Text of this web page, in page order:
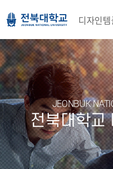
디자인
JEONBUK
전북대학교